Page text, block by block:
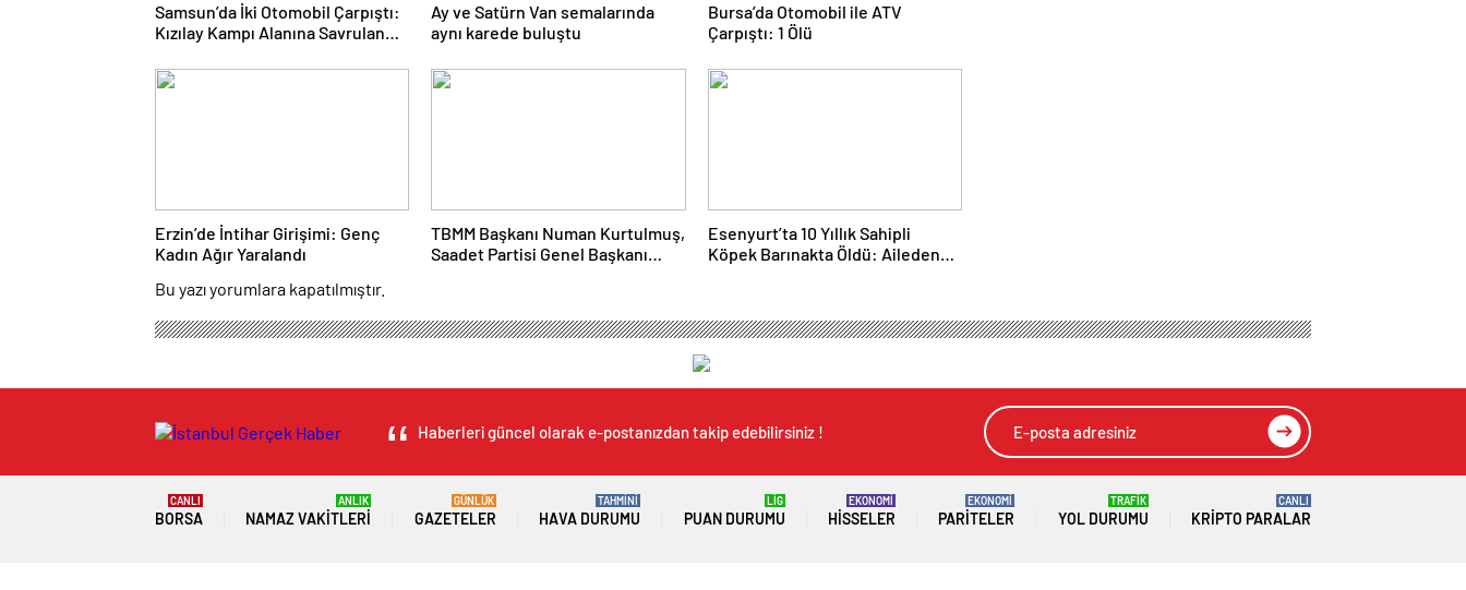
Samsun’da İki Otomobil Çarpıştı:
Kızılay Kampı Alanına Savrulan
Ay ve Satürn Van semalarında
aynı karede buluştu
Bursa’da Otomobil ile ATV
Çarpıştı: 1 Ölü
Erzin’de İntihar Girişimi: Genç
Kadın Ağır Yaralandı
TBMM Başkanı Numan Kurtulmuş,
Saadet Partisi Genel Başkanı
Esenyurt’ta 10 Yıllık Sahipli
Köpek Barınakta Öldü: Aileden
Bu yazı yorumlara kapatılmıştır.
Haberleri güncel olarak e-postanızdan takip edebilirsiniz !
BORSA
CANLI
NAMAZ VAKITLERI
ANLIK
GAZETELER
GÜNLÜK
HAVA DURUMU
TAHMİNİ
PUAN DURUMU
LİG
HISSELER
EKONOMİ
PARITELER
EKONOMİ
YOL DURUMU
TRAFİK
KRIPTO PARALAR
CANLI